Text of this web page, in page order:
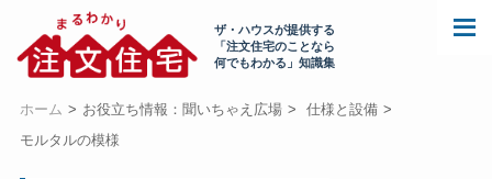
ザ・ハウスが提供する
「注文住宅のことなら
何でもわかる」知識集
ホーム お役立ち情報：聞いちゃえ広場
仕様と設備
モルタルの模様